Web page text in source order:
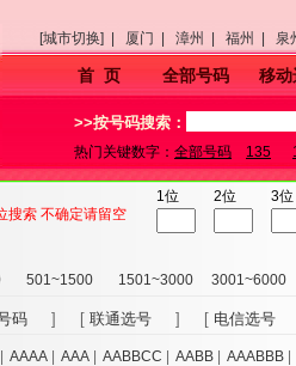
[城市切换] | 厦门 | 漳州 | 福州 |
首 页 全部号码 移动
>>按号码搜索：
热门关键数字： 全部号码 135
搜索 不确定请留空
1位 2位 3位
501~1500 1501~3000 3001~6000
码 ] [ 联通选号 ] [ 电信选号
AAAA AAA AABBCC AABB AAABBB